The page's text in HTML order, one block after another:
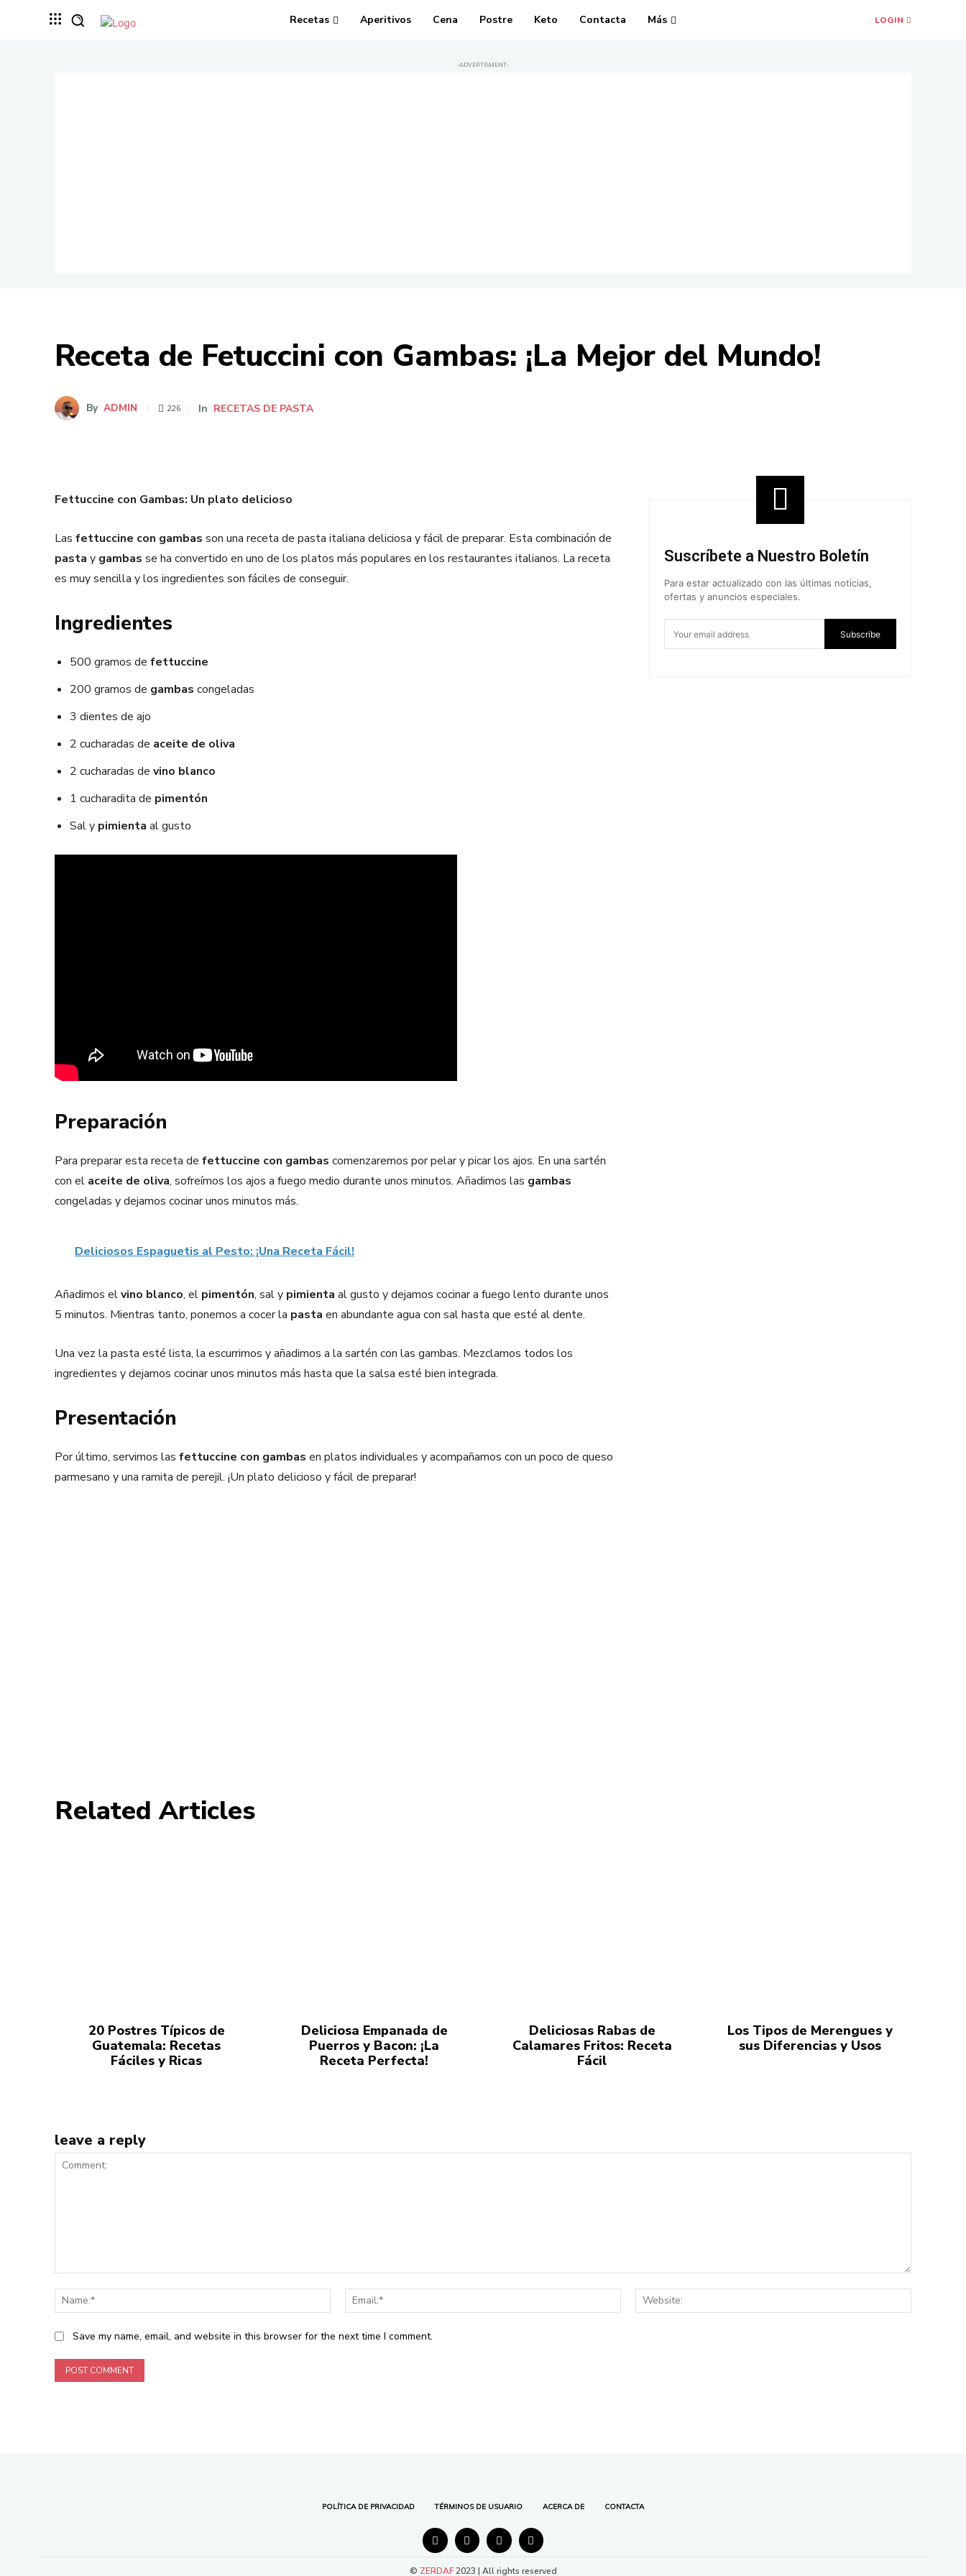
Recetas Aperitivos Cena Postre Keto Contacta Más LOGIN
-ADVERTISMENT-
Receta de Fetuccini con Gambas: ¡La Mejor del Mundo!
By ADMIN 226 In RECETAS DE PASTA
Fettuccine con Gambas: Un plato delicioso
Las fettuccine con gambas son una receta de pasta italiana deliciosa y fácil de preparar. Esta combinación de
pasta y gambas se ha convertido en uno de los platos más populares en los restaurantes italianos. La receta
es muy sencilla y los ingredientes son fáciles de conseguir.
Ingredientes
500 gramos de fettuccine
200 gramos de gambas congeladas
3 dientes de ajo
2 cucharadas de aceite de oliva
2 cucharadas de vino blanco
1 cucharadita de pimentón
Sal y pimienta al gusto
Preparación
Para preparar esta receta de fettuccine con gambas comenzaremos por pelar y picar los ajos. En una sartén
con el aceite de oliva, sofreímos los ajos a fuego medio durante unos minutos. Añadimos las gambas
congeladas y dejamos cocinar unos minutos más.
Deliciosos Espaguetis al Pesto: ¡Una Receta Fácil!
Añadimos elvino blanco, el pimentón, sal y pimienta al gusto y dejamos cocinar a fuego lento durante unos
5 minutos. Mientras tanto, ponemos a cocer la pasta en abundante agua con sal hasta que esté al dente.
Una vez la pasta esté lista, la escurrimos y añadimos a la sartén con las gambas. Mezclamos todos los
ingredientes y dejamos cocinar unos minutos más hasta que la salsa esté bien integrada.
Presentación
Por último, servimos las fettuccine con gambas en platos individuales y acompañamos con un poco de queso
parmesano y una ramita de perejil. ¡Un plato delicioso y fácil de preparar!
Suscríbete a Nuestro Boletín
Para estar actualizado con las últimas noticias,
ofertas y anuncios especiales.
Subscribe
Related Articles
20 Postres Típicos de
Guatemala: Recetas
Fáciles y Ricas
Deliciosa Empanada de
Puerros y Bacon: ¡La
Receta Perfecta!
Deliciosas Rabas de
Calamares Fritos: Receta
Fácil
Los Tipos de Merengues y
sus Diferencias y Usos
leave a reply
Name:*
Email:*
Save my name, email, and website in this browser for the next time I comment.
POLÍTICA DE PRIVACIDAD TÉRMINOS DE USUARIO ACERCA DE CONTACTA
© ZERDAF2023 | All rights reserved